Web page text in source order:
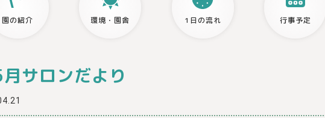
園の紹介 環境・園舎 1日の流れ 行事予定
サロンだより